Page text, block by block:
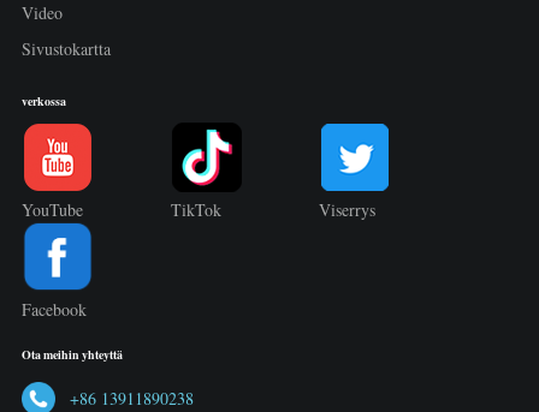
Video
Sivustokartta
verkossa
YouTube TikTok Viserrys
Facebook
Ota meihin yhteyttä
+86 13911890238